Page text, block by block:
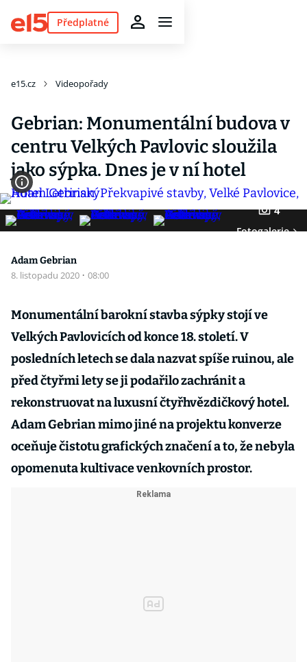
Předplatné
e15.cz Videopořady
Gebrian: Monumentální budova v
centru Velkých Pavlovic sloužila
jako sýpka. Dnes je v ní hotel
4
Fotogalerie
Adam Gebrian
8. listopadu 2020 · 08:00
Monumentální barokní stavba sýpky stojí ve
Velkých Pavlovicích od konce 18. století. V
posledních letech se dala nazvat spíše ruinou, ale
před čtyřmi lety se ji podařilo zachránit a
rekonstruovat na luxusní čtyřhvězdičkový hotel.
Adam Gebrian mimo jiné na projektu konverze
oceňuje čistotu grafických značení a to, že nebyla
opomenuta kultivace venkovních prostor.